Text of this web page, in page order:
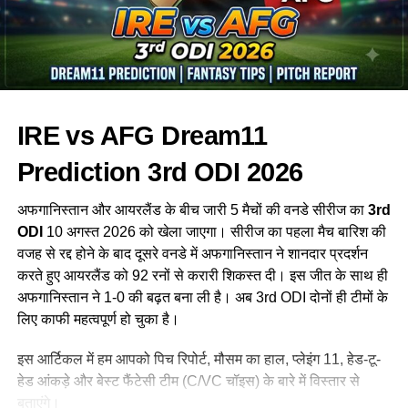
Russell, Keshav Maharaj (c), Lizaad Williams, Lungi
Ngidi, Gideon Peters, Tymal Mills, Sibanelo Makhanya,
Roston Chase, Keith Dudgeon, Junaid Dawood, Bryce
Parsons, Will Smeed, Daniel Smith, Codi Yusuf, Meeka el
Key Players:
Dewald Brevis: युवा लेकिन विस्फोटक
Keshav Maharaj:अनुभव और कंट्रोल
Joburg Super Kings Squad
Squad:
Key Players to Watch Out For (मैच के प्रमुख खिलाड़ी)
1. Nat Sciver-Brunt (TRT-W)
2. Smriti Mandhana (SOB-W)
3. Ashleigh Gardner (TRT-W)
4. Danni Wyatt-Hodge (SOB-W)
TRT-W vs SOB-W Dream11 Prediction Team (फैंटेसी
ड्रीम11 टीम)
Team 1: Head-to-Head / Small League
Team
Team
IRE vs AFG Dream11
Prediction 3rd ODI 2026
अफगानिस्तान और आयरलैंड के बीच जारी 5 मैचों की वनडे सीरीज का 3rd
ODI 10 अगस्त 2026 को खेला जाएगा। सीरीज का पहला मैच बारिश की
वजह से रद्द होने के बाद दूसरे वनडे में अफगानिस्तान ने शानदार प्रदर्शन
करते हुए आयरलैंड को 92 रनों से करारी शिकस्त दी। इस जीत के साथ ही
अफगानिस्तान ने 1-0 की बढ़त बना ली है। अब 3rd ODI दोनों ही टीमों के
लिए काफी महत्वपूर्ण हो चुका है।
इस आर्टिकल में हम आपको पिच रिपोर्ट, मौसम का हाल, प्लेइंग 11, हेड-टू-
हेड आंकड़े और बेस्ट फैंटेसी टीम (C/VC चॉइस) के बारे में विस्तार से